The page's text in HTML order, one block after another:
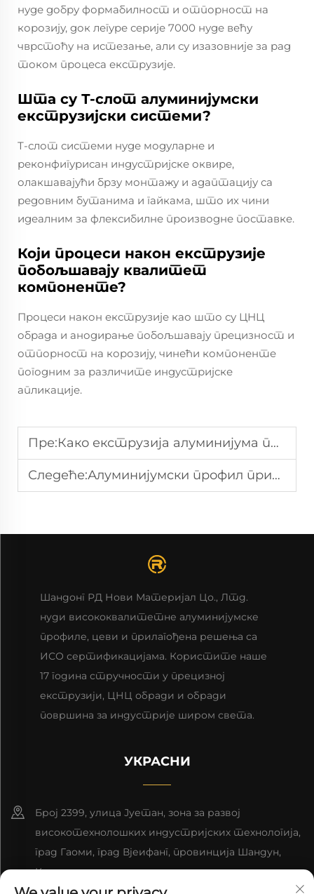
нуде добру формабилност и отпорност на
корозију, док легуре серије 7000 нуде већу
чврстоћу на истезање, али су изазовније за рад
током процеса екструзије.
Шта су Т-слот алуминијумски
екструзијски системи?
Т-слот системи нуде модуларне и
реконфигурисан индустријске оквире,
олакшавајући брзу монтажу и адаптацију са
редовним бутанима и гайкама, што их чини
идеалним за флексибилне производне поставке.
Који процеси након екструзије
побољшавају квалитет
компоненте?
Процеси након екструзије као што су ЦНЦ
обрада и анодирање побољшавају прецизност и
отпорност на корозију, чинећи компоненте
погодним за различите индустријске
апликације.
Пре:Како екструзија алуминијума повећава ефикасност производње у производњи
Следеће:Алуминијумски профил прилагођавање: задовољити потребе специјалних индустријских пројеката
Шандонг РД Нови Материјал Цо., Лтд.
нуди висококвалитетне алуминијумске
профиле, цеви и прилагођена решења са
ИСО сертификацијама. Користите наше
17 година стручности у прецизној
екструзији, ЦНЦ обради и обради
површина за индустрије широм света.
УКРАСНИ
Број 2399, улица Јуетан, зона за развој
високотехнолошких индустријских технологија,
град Гаоми, град Вјеифанг, провинција Шандун,
Кина.